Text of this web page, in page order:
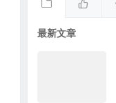
最新文章